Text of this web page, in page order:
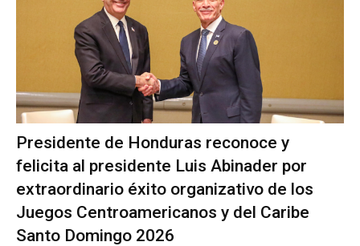
Presidente de Honduras reconoce y
felicita al presidente Luis Abinader por
extraordinario éxito organizativo de los
Juegos Centroamericanos y del Caribe
Santo Domingo 2026